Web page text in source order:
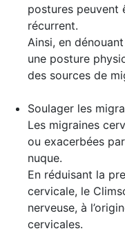
postures peuvent
récurrent.
Ainsi, en
une posture
des sources de
Soulager les
Les migraines
ou exacerbées
nuque.
En réduisant la
cervicale, le
nerveuse, à
cervicales.